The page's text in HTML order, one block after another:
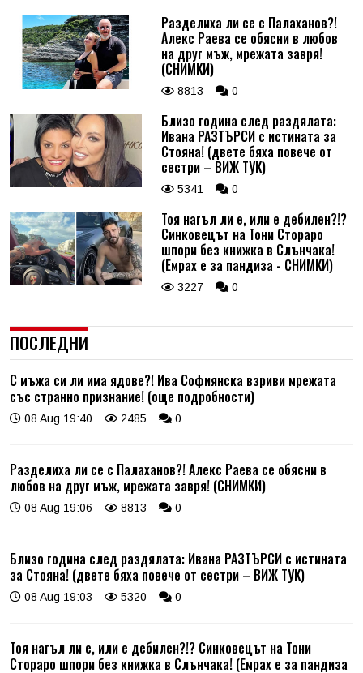
Разделиха ли се с Палаханов?!
Алекс Раева се обясни в любов
на друг мъж, мрежата завря!
(СНИМКИ)
8813 0
Близо година след раздялата:
Ивана РАЗТЪРСИ с истината за
Стояна! (двете бяха повече от
сестри – ВИЖ ТУК)
5341 0
Тоя нагъл ли е, или е дебилен?!?
Синковецът на Тони Стораро
шпори без книжка в Слънчака!
(Емрах е за пандиза - СНИМКИ)
3227 0
ПОСЛЕДНИ
С мъжа си ли има ядове?! Ива Софиянска взриви мрежата
със странно признание! (още подробности)
08 Aug 19:40 2485 0
Разделиха ли се с Палаханов?! Алекс Раева се обясни в
любов на друг мъж, мрежата завря! (СНИМКИ)
08 Aug 19:06 8813 0
Близо година след раздялата: Ивана РАЗТЪРСИ с истината
за Стояна! (двете бяха повече от сестри – ВИЖ ТУК)
08 Aug 19:03 5320 0
Тоя нагъл ли е, или е дебилен?!? Синковецът на Тони
Стораро шпори без книжка в Слънчака! (Емрах е за пандиза